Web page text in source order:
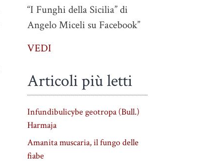
“I Funghi della Sicilia” di
Angelo Miceli su Facebook”
VEDI
Articoli più letti
Infundibulicybe geotropa (Bull.)
Harmaja
Amanita muscaria, il fungo delle
fiabe